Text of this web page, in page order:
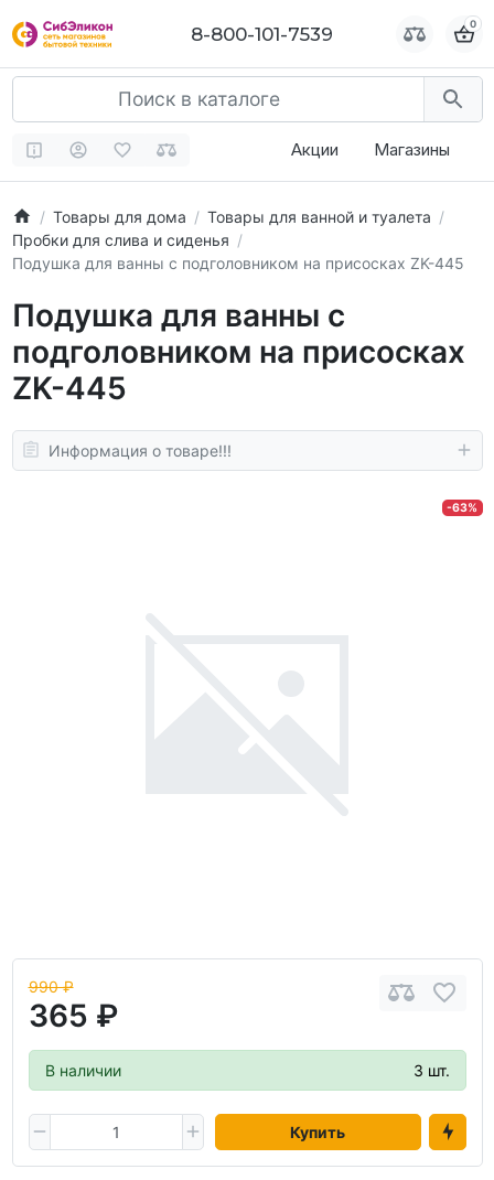
8-800-101-7539 0
Акции Магазины
Товары для дома
Товары для ванной и туалета
Пробки для слива и сиденья
Подушка для ванны с подголовником на присосках ZK-445
Подушка для ванны с
подголовником на присосках
ZK-445
Информация о товаре!!!
-63%
990 ₽
365 ₽
В наличии 3 шт.
Купить
8-800-101-7539 0